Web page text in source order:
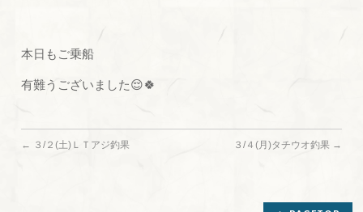
本日もご乗船
有難うございました😌🍀
← ３/２(土)ＬＴアジ釣果 ３/４(月)タチウオ釣果 →